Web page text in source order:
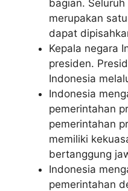
bagian.
merupakan
dapat
Kepala negara
presiden.
Indonesia
Indonesia
pemerintahan
pemerintahan
memiliki
bertanggung
Indonesia
pemerintahan